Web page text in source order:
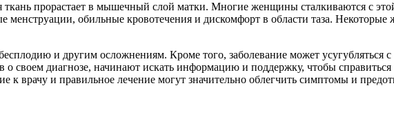
прорастает в мышечный слой матки. Многие женщины сталкиваются с
менструации, обильные кровотечения и дискомфорт в области таза.
и другим осложнениям. Кроме того, заболевание может усугубляться с
диагнозе, начинают искать информацию и поддержку, чтобы
врачу и правильное лечение могут значительно облегчить симптомы и